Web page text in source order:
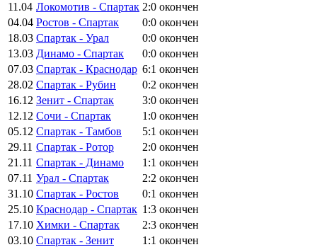
11.04 Локомотив - Спартак 2:0 окончен
04.04 Ростов - Спартак 0:0 окончен
18.03 Спартак - Урал 0:0 окончен
13.03 Динамо - Спартак 0:0 окончен
07.03 Спартак - Краснодар 6:1 окончен
28.02 Спартак - Рубин 0:2 окончен
16.12 Зенит - Спартак 3:0 окончен
12.12 Сочи - Спартак 1:0 окончен
05.12 Спартак - Тамбов 5:1 окончен
29.11 Спартак - Ротор 2:0 окончен
21.11 Спартак - Динамо 1:1 окончен
07.11 Урал - Спартак 2:2 окончен
31.10 Спартак - Ростов 0:1 окончен
25.10 Краснодар - Спартак 1:3 окончен
17.10 Химки - Спартак 2:3 окончен
03.10 Спартак - Зенит 1:1 окончен